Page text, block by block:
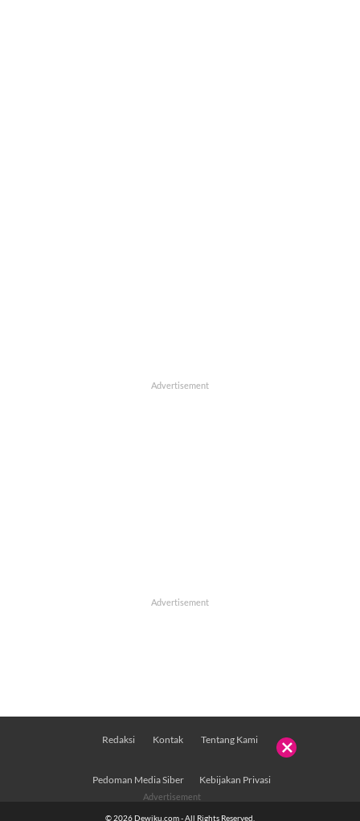
Redaksi Kontak Tentang Kami
Pedoman Media Siber Kebijakan Privasi
© 2026 Dewiku.com - All Rights Reserved.
